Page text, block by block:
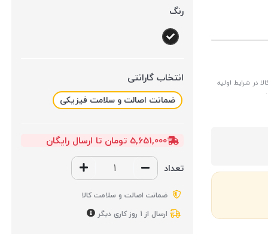
در شرایط اولیه
رنگ
انتخاب گارانتی
ضمانت اصالت و سلامت فیزیکی
5,651,000 تومان تا ارسال رایگان
تعداد
ضمانت اصالت و سلامت کالا
ارسال از 1 روز کاری دیگر